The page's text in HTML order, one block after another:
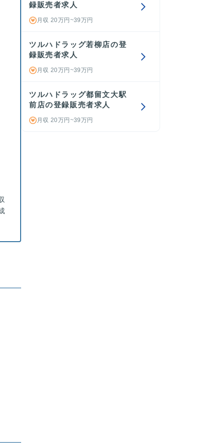
録販売者求人
月収 20万円~39万円
ツルハドラッグ若柳店の登
録販売者求人
月収 20万円~39万円
ツルハドラッグ都留文大駅
前店の登録販売者求人
月収 20万円~39万円